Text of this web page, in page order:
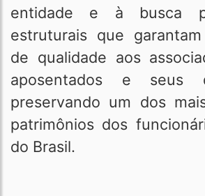
entidade e à busca
estruturais que
de qualidade aos
aposentados e seus
preservando um dos
patrimônios dos
do Brasil.